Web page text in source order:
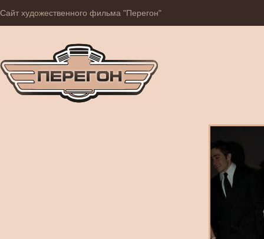
Сайт художественного фильма "Перегон"